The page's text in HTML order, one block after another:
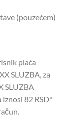
(pouzećem)
plaća
SLUZBA, za
SLUZBA
82 RSD*